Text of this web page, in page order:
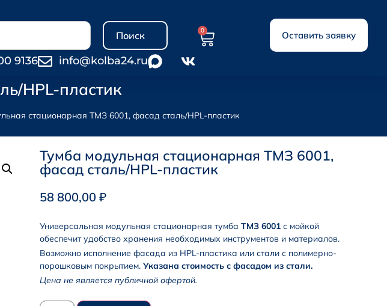
Поиск 0 Оставить заявку
9136 info@kolba24.ru
HPL-пластик
стационарная ТМЗ 6001, фасад сталь/HPL-пластик
Тумба модульная стационарная ТМЗ 6001,
фасад сталь/HPL-пластик
58 800,00 ₽
Универсальная модульная стационарная тумба ТМЗ 6001 с мойкой
обеспечит удобство хранения необходимых инструментов и материалов.
Возможно исполнение фасада из HPL-пластика или стали с полимерно-
порошковым покрытием. Указана стоимость с фасадом из стали.
Цена не является публичной офертой.